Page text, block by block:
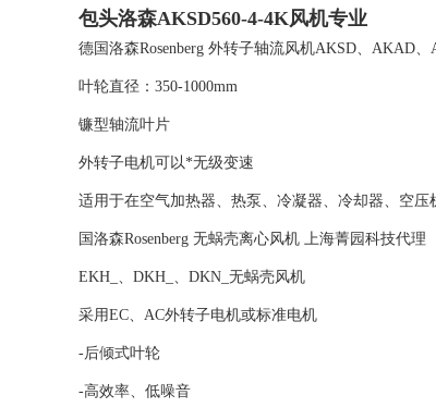
包头洛森AKSD560-4-4K风机专业
德国洛森Rosenberg 外转子轴流风机AKSD、AKAD
叶轮直径：350-1000mm
镰型轴流叶片
外转子电机可以*无级变速
适用于在空气加热器、热泵、冷凝器、冷却器、空
国洛森Rosenberg 无蜗壳离心风机 上海菁园科技代理
EKH_、DKH_、DKN_无蜗壳风机
采用EC、AC外转子电机或标准电机
-后倾式叶轮
-高效率、低噪音